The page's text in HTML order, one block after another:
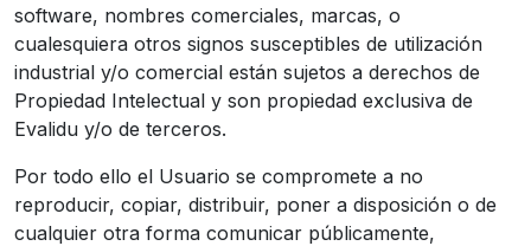
software, nombres comerciales, marcas, o
cualesquiera otros signos susceptibles de utilización
industrial y/o comercial están sujetos a derechos de
Propiedad Intelectual y son propiedad exclusiva de
Evalidu y/o de terceros.
Por todo ello el Usuario se compromete a no
reproducir, copiar, distribuir, poner a disposición o de
cualquier otra forma comunicar públicamente,